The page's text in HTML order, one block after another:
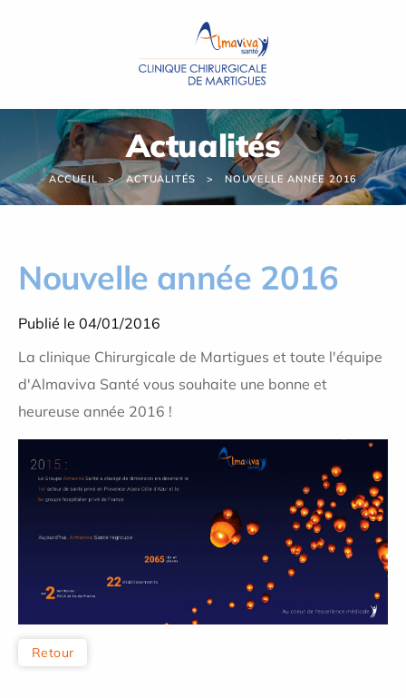
Actualités
ACCUEIL ACTUALITÉS NOUVELLE ANNÉE 2016
Nouvelle année 2016
Publié le 04/01/2016
La clinique Chirurgicale de Martigues et toute l'équipe
d'Almaviva Santé vous souhaite une bonne et
heureuse année 2016 !
Retour